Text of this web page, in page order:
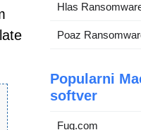
Hlas
Poaz
Popularni
softver
Fuq.com